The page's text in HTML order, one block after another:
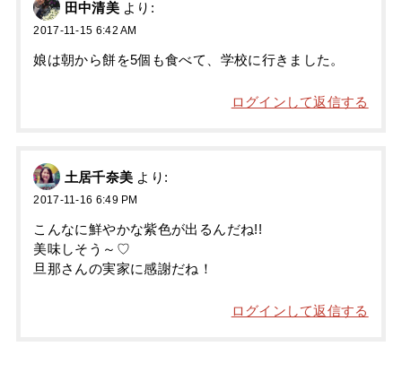
田中清美 より:
2017-11-15 6:42 AM
娘は朝から餅を5個も食べて、学校に行きました。
ログインして返信する
土居千奈美 より:
2017-11-16 6:49 PM
こんなに鮮やかな紫色が出るんだね!!
美味しそう～♡
旦那さんの実家に感謝だね！
ログインして返信する